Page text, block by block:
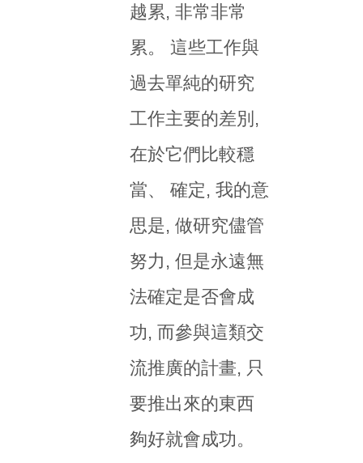
越累, 非常非常
累。 這些工作與
過去單純的研究
工作主要的差別,
在於它們比較穩
當、 確定, 我的意
思是, 做研究儘管
努力, 但是永遠無
法確定是否會成
功, 而參與這類交
流推廣的計畫, 只
要推出來的東西
夠好就會成功。